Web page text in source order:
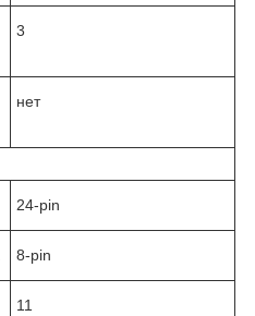
3
нет
24-pin
8-pin
11